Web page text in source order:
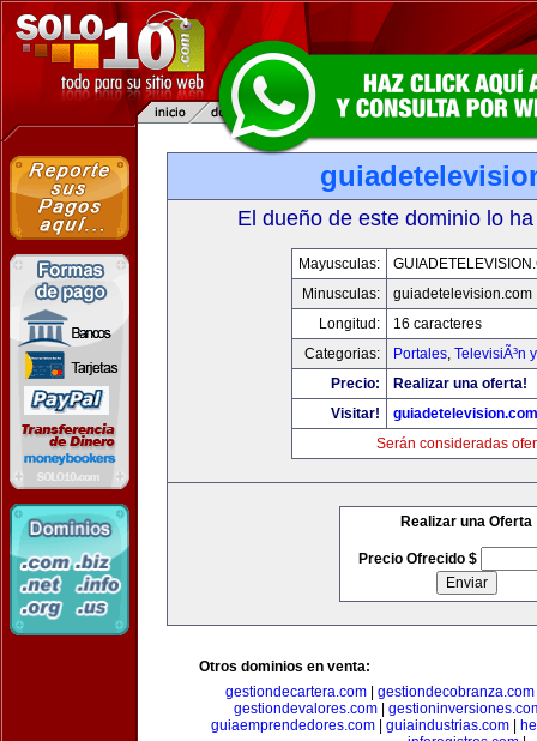
El dueño de este dominio lo
Mayusculas:
Minusculas:
guiadetelevision.com
Longitud:
16 caracteres
Categorias:
Portales, TelevisiÃ³n
Precio:
Realizar una oferta!
Visitar!
guiadetelevision.com
Serán consideradas
Realizar una Oferta
Precio Ofrecido $
Otros dominios en venta:
gestiondecartera.com| gestiondecobranza.com
gestiondevalores.com|
guiaemprendedores.com
guiaindustrias.com